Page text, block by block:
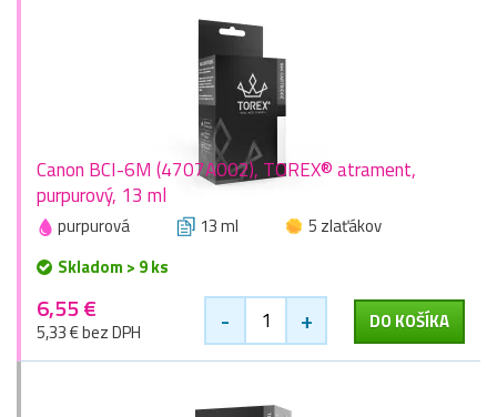
Canon BCI-6M (4707A002), TOREX® atrament,
purpurový, 13 ml
purpurová 13 ml
5 zlaťákov
Skladom > 9 ks
6,55 €
5,33 € bez DPH - + DO KOŠÍKA